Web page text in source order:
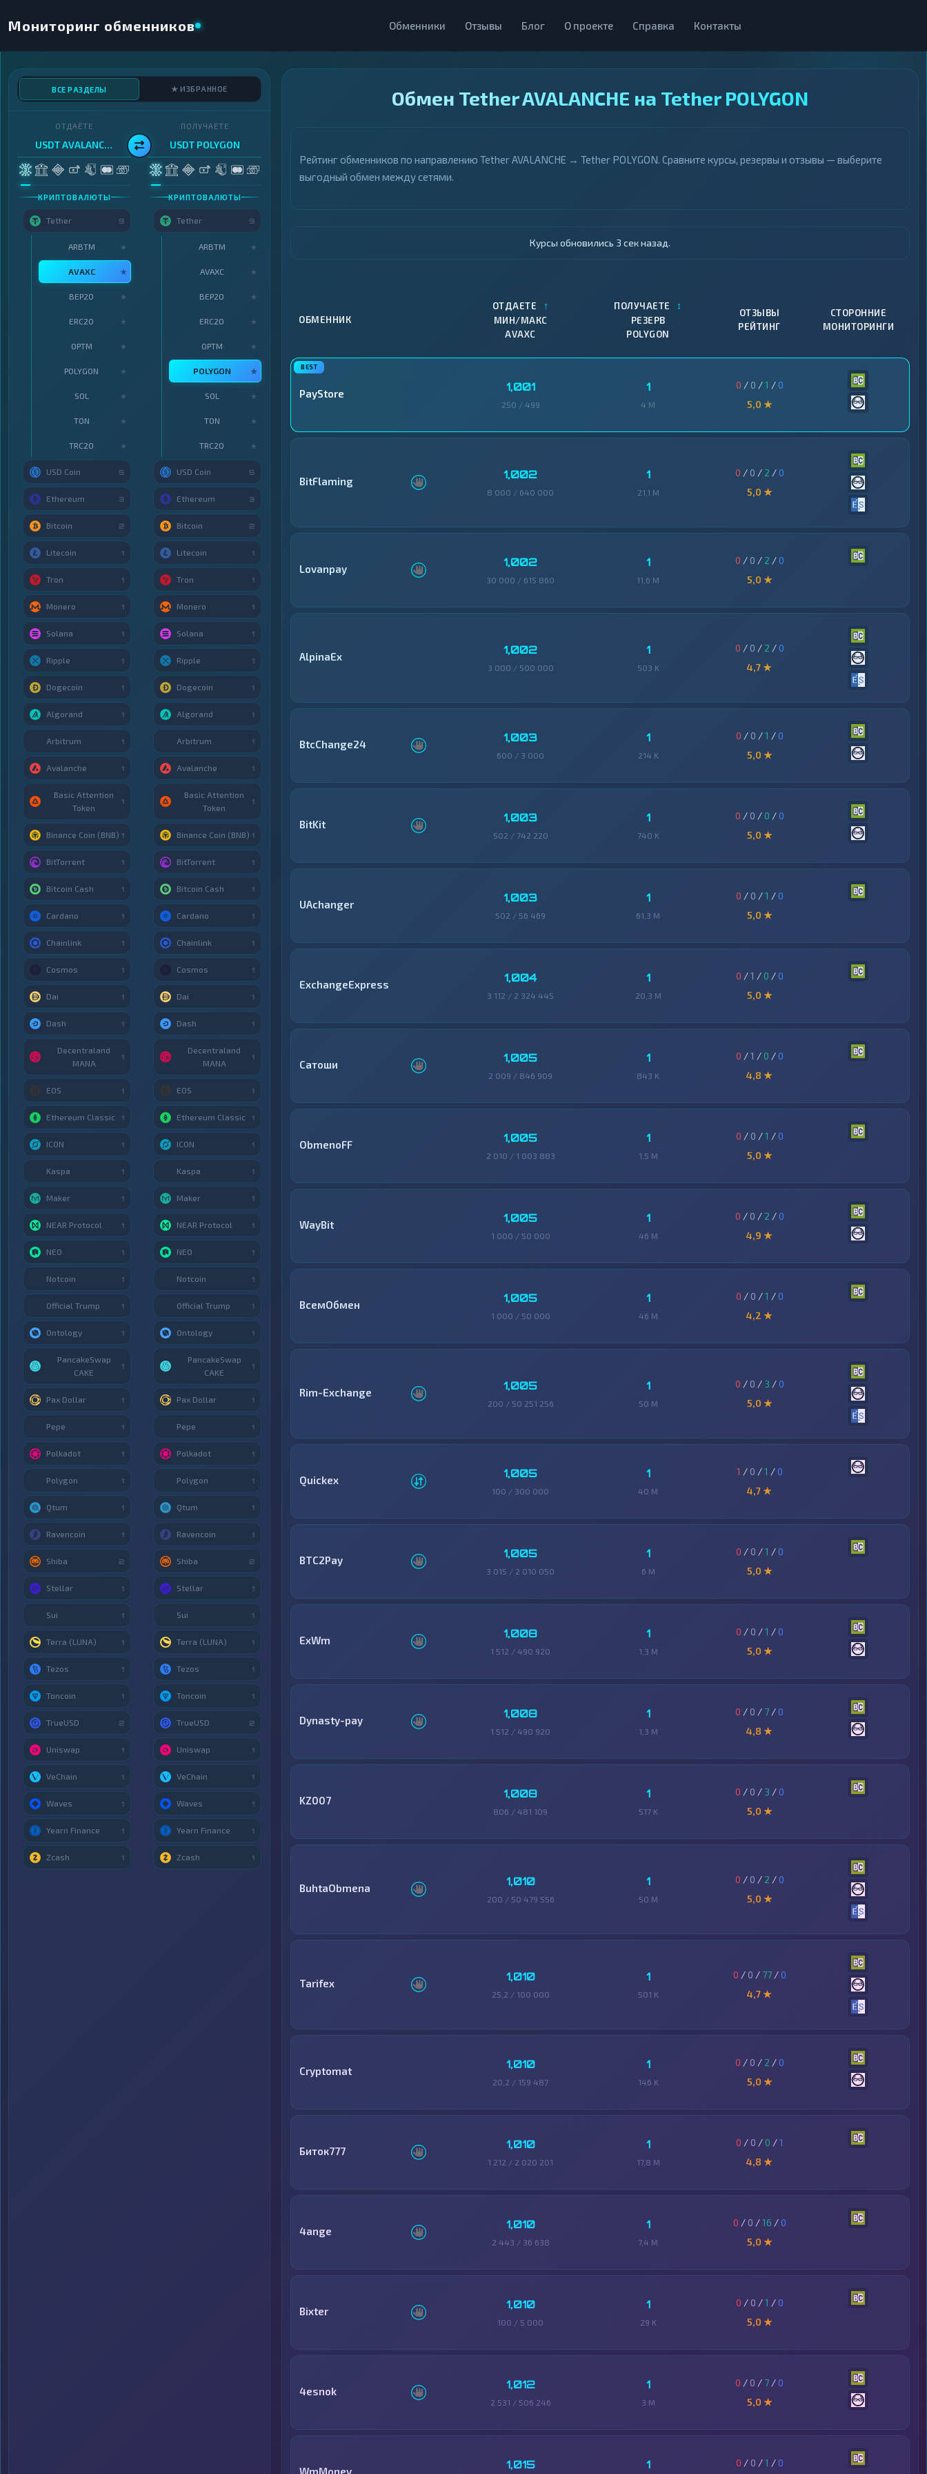
Мониторинг обменников Обменники Отзывы Блог О проекте Справка Контакты
Обмен Tether AVALANCHE на Tether POLYGON
Рейтинг обменников по направлению Tether AVALANCHE → Tether POLYGON. Сравните курсы, резервы и отзывы — выберите
выгодный обмен между сетями.
Курсы обновились 4 сек назад.
ОБМЕННИК
ОТДАЕТЕ ↑
МИН/МАКС
AVAXC
ПОЛУЧАЕТЕ ↕
РЕЗЕРВ
POLYGON
ОТЗЫВЫ
РЕЙТИНГ
СТОРОННИЕ
МОНИТОРИНГИ
PayStore 1,001
250 / 499
1
4 M
0 / 0 /1 /0
5,0 ★
BitFlaming 1,002
8 000 / 640 000
1
21,1 M
0 / 0 / 2 /0
5,0 ★
Lovanpay 1,002
30 000 / 615 860
1
11,6 M
0 / 0 / 2 /0
5,0 ★
AlpinaEx 1,002
3 000 / 500 000
1
503 K
0 / 0 / 2 /0
4,7 ★
BtcChange24 1,003
600 / 3 000
1
214 K
0 / 0 /1 /0
5,0 ★
BitKit 1,003
502 / 742 220
1
740 K
0 / 0 / 0 /0
5,0 ★
UAchanger 1,003
502 / 56 469
1
61,3 M
0 / 0 /1 /0
5,0 ★
ExchangeExpress 1,004
3 112 / 2 324 445
1
20,3 M
0 /1 / 0 /0
5,0 ★
Сатоши 1,005
2 009 / 846 909
1
843 K
0 /1 / 0 /0
4,8 ★
ObmenoFF 1,005
2 010 / 1 003 883
1
1,5 M
0 / 0 /1 /0
5,0 ★
WayBit 1,005
1 000 / 50 000
1
46 M
0 / 0 / 2 /0
4,9 ★
ВсемОбмен 1,005
1 000 / 50 000
1
46 M
0 / 0 /1 /0
4,2 ★
Rim-Exchange 1,005
200 / 50 251 256
1
50 M
0 / 0 / 3 /0
5,0 ★
Quickex 1,005
100 / 300 000
1
40 M
1 / 0 /1 /0
4,7 ★
BTC2Pay 1,005
3 015 / 2 010 050
1
6 M
0 / 0 /1 /0
5,0 ★
ExWm 1,008
1 512 / 490 920
1
1,3 M
0 / 0 /1 /0
5,0 ★
Dynasty-pay 1,008
1 512 / 490 920
1
1,3 M
0 / 0 / 7 /0
4,8 ★
KZ007 1,008
806 / 481 109
1
517 K
0 / 0 / 3 /0
5,0 ★
BuhtaObmena 1,010
200 / 50 479 556
1
50 M
0 / 0 / 2 /0
5,0 ★
Tarifex 1,010
25,2 / 100 000
1
501 K
0 / 0 / 77/0
4,7 ★
Cryptomat 1,010
20,2 / 159 487
1
146 K
0 / 0 / 2 /0
5,0 ★
Биток777 1,010
1 212 / 2 020 201
1
17,8 M
0 / 0 / 0 /1
4,8 ★
4ange 1,010
2 443 / 36 638
1
7,4 M
0 / 0 /16 /0
5,0 ★
Bixter 1,010
100 / 5 000
1
29 K
0 / 0 /1 /0
5,0 ★
4esnok 1,012
2 531 / 506 246
1
3 M
0 / 0 / 7 /0
5,0 ★
WmMoney 1,015 1 0 / 0 /1 /0
ВСЕ РАЗДЕЛЫ ★ ИЗБРАННОЕ
ОТДАЁТЕ
USDT AVALANCHE
КРИПТОВАЛЮТЫ
Tether 9
ARBTM ★
AVAXC ★
BEP20 ★
ERC20 ★
OPTM ★
POLYGON ★
SOL ★
TON ★
TRC20 ★
USD Coin 5
Ethereum 3
Bitcoin 2
Litecoin 1
Tron 1
Monero 1
Solana 1
Ripple 1
Dogecoin 1
Algorand 1
Arbitrum 1
Avalanche 1
Basic Attention
Token
1
Binance Coin (BNB) 1
BitTorrent 1
Bitcoin Cash 1
Cardano 1
Chainlink 1
Cosmos 1
Dai 1
Dash 1
Decentraland
MANA
1
EOS 1
Ethereum Classic 1
ICON 1
Kaspa 1
Maker 1
NEAR Protocol 1
NEO 1
Notcoin 1
Official Trump 1
Ontology 1
PancakeSwap
CAKE
1
Pax Dollar 1
Pepe 1
Polkadot 1
Polygon 1
Qtum 1
Ravencoin 1
Shiba 2
Stellar 1
Sui 1
Terra (LUNA) 1
Tezos 1
Toncoin 1
TrueUSD 2
Uniswap 1
VeChain 1
Waves 1
Yearn Finance 1
Zcash 1
ПОЛУЧАЕТЕ
USDT POLYGON
КРИПТОВАЛЮТЫ
Tether 9
ARBTM ★
AVAXC ★
BEP20 ★
ERC20 ★
OPTM ★
POLYGON ★
SOL ★
TON ★
TRC20 ★
USD Coin 5
Ethereum 3
Bitcoin 2
Litecoin 1
Tron 1
Monero 1
Solana 1
Ripple 1
Dogecoin 1
Algorand 1
Arbitrum 1
Avalanche 1
Basic Attention
Token
1
Binance Coin (BNB) 1
BitTorrent 1
Bitcoin Cash 1
Cardano 1
Chainlink 1
Cosmos 1
Dai 1
Dash 1
Decentraland
MANA
1
EOS 1
Ethereum Classic 1
ICON 1
Kaspa 1
Maker 1
NEAR Protocol 1
NEO 1
Notcoin 1
Official Trump 1
Ontology 1
PancakeSwap
CAKE
1
Pax Dollar 1
Pepe 1
Polkadot 1
Polygon 1
Qtum 1
Ravencoin 1
Shiba 2
Stellar 1
Sui 1
Terra (LUNA) 1
Tezos 1
Toncoin 1
TrueUSD 2
Uniswap 1
VeChain 1
Waves 1
Yearn Finance 1
Zcash 1